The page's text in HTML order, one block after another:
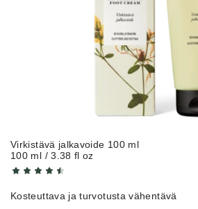
Virkistävä jalkavoide 100 ml
100 ml / 3.38 fl oz
Kosteuttava ja turvotusta vähentävä